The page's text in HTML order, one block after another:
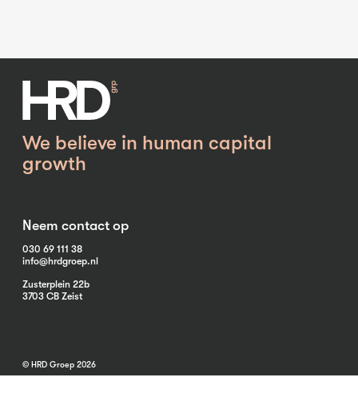
We believe in human capital
growth
Neem contact op
030 69 111 38
info@hrdgroep.nl
Zusterplein 22b
3703 CB Zeist
© HRD Groep 2026